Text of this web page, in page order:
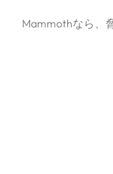
Mammothなら、